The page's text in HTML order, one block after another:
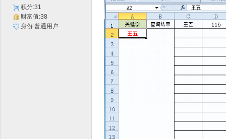
积分:31
财富值:38
身份:普通用户